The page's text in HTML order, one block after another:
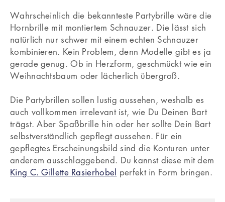
Wahrscheinlich die bekannteste Partybrille wäre die
Hornbrille mit montiertem Schnauzer. Die lässt sich
natürlich nur schwer mit einem echten Schnauzer
kombinieren. Kein Problem, denn Modelle gibt es ja
gerade genug. Ob in Herzform, geschmückt wie ein
Weihnachtsbaum oder lächerlich übergroß.
Die Partybrillen sollen lustig aussehen, weshalb es
auch vollkommen irrelevant ist, wie Du Deinen Bart
trägst. Aber Spaßbrille hin oder her sollte Dein Bart
selbstverständlich gepflegt aussehen. Für ein
gepflegtes Erscheinungsbild sind die Konturen unter
anderem ausschlaggebend. Du kannst diese mit dem
King C. Gillette Rasierhobel perfekt in Form bringen.